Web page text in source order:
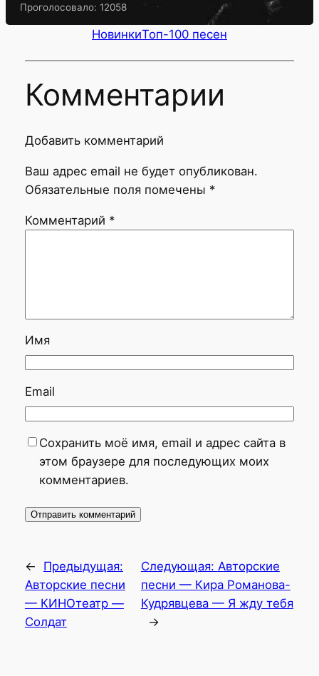
Проголосовало: 12058
НовинкиТоп-100 песен
Комментарии
Добавить комментарий
Ваш адрес email не будет опубликован.
Обязательные поля помечены *
Комментарий *
Имя
Email
Сохранить моё имя, email и адрес сайта в
этом браузере для последующих моих
комментариев.
←
Предыдущая:
Авторские песни
— КИНОтеатр —
Солдат
Следующая: Авторские
песни — Кира Романова-
Кудрявцева — Я жду тебя
→